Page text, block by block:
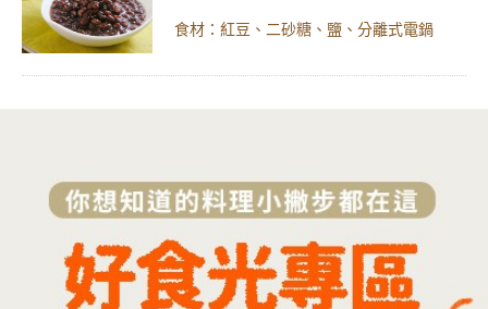
食材：紅豆、二砂糖、鹽、分離式電鍋